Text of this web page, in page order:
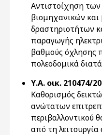
Αντιστοίχηση
βιομηχανικών και
δραστηριοτήτων
παραγωγής
βαθμούς όχλησης
πολεοδομικά
Υ.Α. οικ. 210474/
Καθορισμός
ανώτατων
περιβαλλοντικού
από τη